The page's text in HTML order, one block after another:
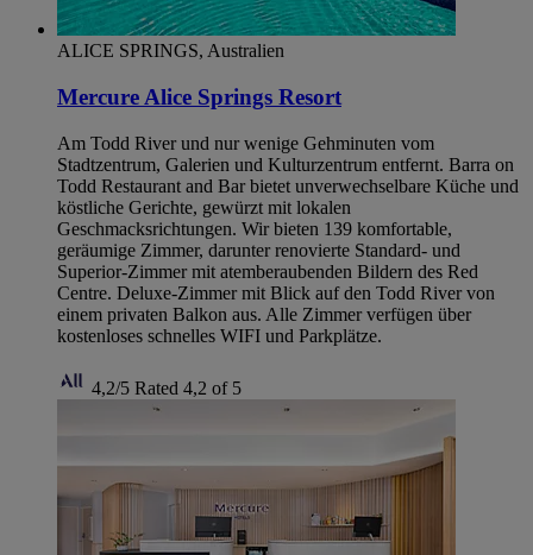
ALICE SPRINGS, Australien
Mercure Alice Springs Resort
Am Todd River und nur wenige Gehminuten vom
Stadtzentrum, Galerien und Kulturzentrum entfernt. Barra on
Todd Restaurant and Bar bietet unverwechselbare Küche und
köstliche Gerichte, gewürzt mit lokalen
Geschmacksrichtungen. Wir bieten 139 komfortable,
geräumige Zimmer, darunter renovierte Standard- und
Superior-Zimmer mit atemberaubenden Bildern des Red
Centre. Deluxe-Zimmer mit Blick auf den Todd River von
einem privaten Balkon aus. Alle Zimmer verfügen über
kostenloses schnelles WIFI und Parkplätze.
4,2/5 Rated 4,2 of 5